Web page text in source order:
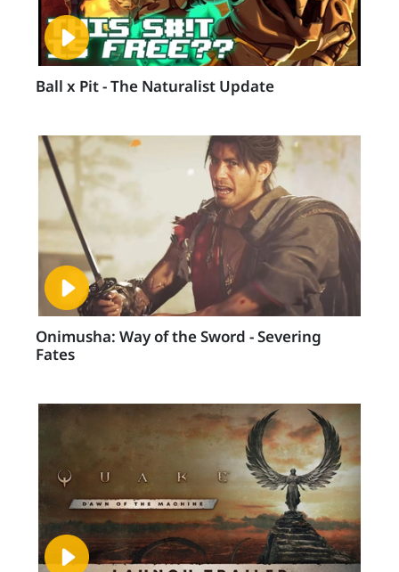
Ball x Pit - The Naturalist Update
Onimusha: Way of the Sword - Severing
Fates